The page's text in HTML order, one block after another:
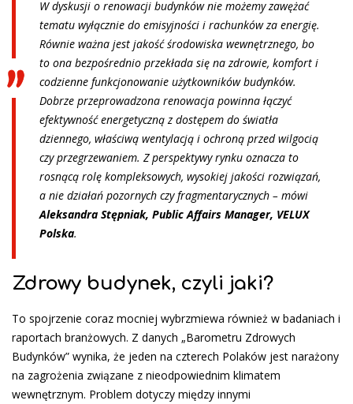
W dyskusji o renowacji budynków nie możemy zawężać
tematu wyłącznie do emisyjności i rachunków za energię.
Równie ważna jest jakość środowiska wewnętrznego, bo
to ona bezpośrednio przekłada się na zdrowie, komfort i
codzienne funkcjonowanie użytkowników budynków.
Dobrze przeprowadzona renowacja powinna łączyć
efektywność energetyczną z dostępem do światła
dziennego, właściwą wentylacją i ochroną przed wilgocią
czy przegrzewaniem. Z perspektywy rynku oznacza to
rosnącą rolę kompleksowych, wysokiej jakości rozwiązań,
a nie działań pozornych czy fragmentarycznych – mówi
Aleksandra Stępniak, Public Affairs Manager, VELUX
Polska.
Zdrowy budynek, czyli jaki?
To spojrzenie coraz mocniej wybrzmiewa również w badaniach i
raportach branżowych. Z danych „Barometru Zdrowych
Budynków” wynika, że jeden na czterech Polaków jest narażony
na zagrożenia związane z nieodpowiednim klimatem
wewnętrznym. Problem dotyczy między innymi